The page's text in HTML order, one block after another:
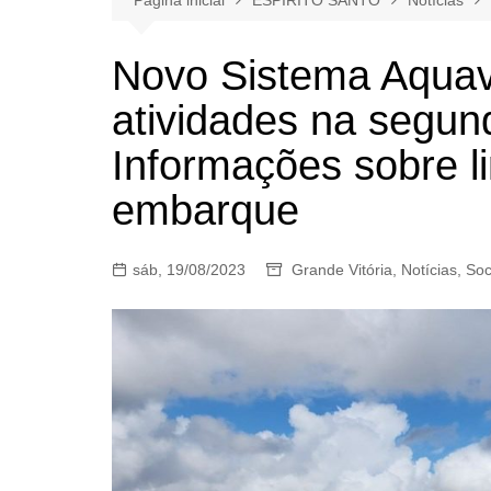
Novo Sistema
atividades na
Informações sobre
embarque
sáb, 19/08/2023 Grande Vitória Notícias